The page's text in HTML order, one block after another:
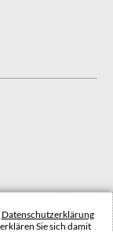
Datenschutzerklärung
Sie sich damit